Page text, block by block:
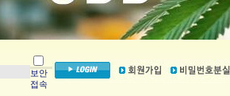
보안
접속